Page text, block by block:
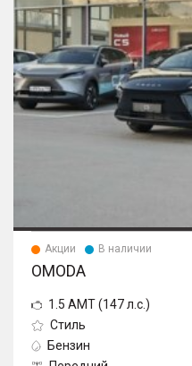
Акции В наличии
OMODA
1.5 AMT (147 л.с.)
Стиль
Бензин